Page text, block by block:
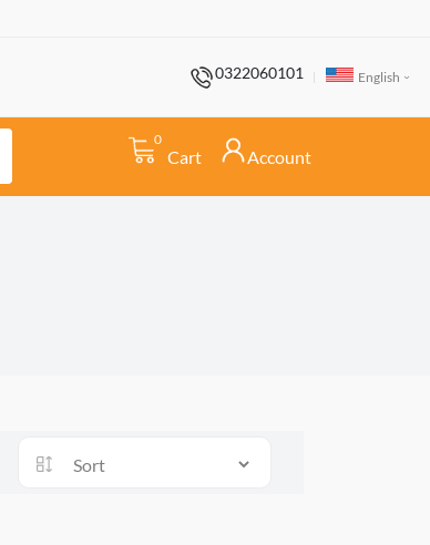
0322060101 English
0
Cart Account